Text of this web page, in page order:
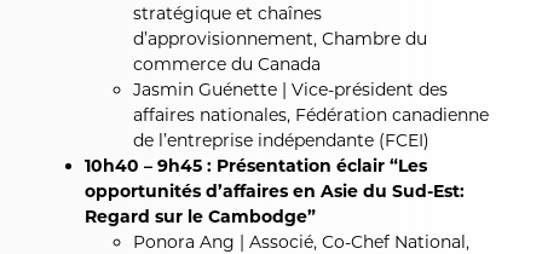
stratégique et chaînes
d’approvisionnement, Chambre du
commerce du Canada
Jasmin Guénette | Vice-président des
affaires nationales, Fédération canadienne
de l’entreprise indépendante (FCEI)
10h40 – 9h45 : Présentation éclair “Les
opportunités d’affaires en Asie du Sud-Est:
Regard sur le Cambodge”
Ponora Ang | Associé, Co-Chef National,